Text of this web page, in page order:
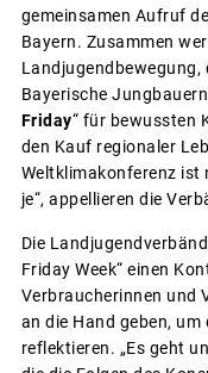
gemeinsamen Aufruf
Bayern. Zusammen
Landjugendbewegung,
Bayerische
Friday“ für bewussten
den Kauf regionaler
Weltklimakonferenz ist
je“, appellieren die
Die
Friday Week“ einen
Verbraucherinnen und
an die Hand geben,
reflektieren. „Es geht